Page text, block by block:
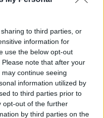
to third parties, or
information for
use the below opt-out
note that after your
continue seeing
information utilized by
to third parties prior to
opt-out of the further
by third parties on the
διακόσμηση που